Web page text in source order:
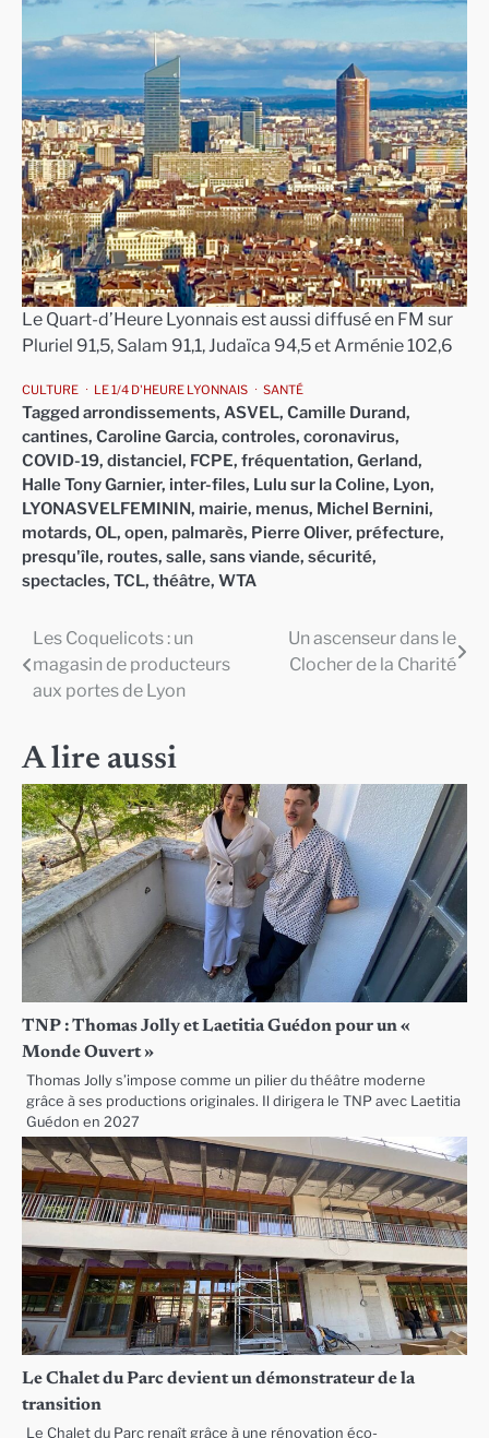
Le Quart-d’Heure Lyonnais est aussi diffusé en FM sur
Pluriel 91,5, Salam 91,1, Judaïca 94,5 et Arménie 102,6
CULTURE LE 1/4 D'HEURE LYONNAIS SANTÉ
Tagged arrondissements, ASVEL, Camille Durand,
cantines, Caroline Garcia, controles, coronavirus,
COVID-19, distanciel, FCPE, fréquentation, Gerland,
Halle Tony Garnier, inter-files, Lulu sur la Coline, Lyon,
LYONASVELFEMININ, mairie, menus, Michel Bernini,
motards, OL, open, palmarès, Pierre Oliver, préfecture,
presqu'île, routes, salle, sans viande, sécurité,
spectacles, TCL, théâtre, WTA
Navigation
de
Les Coquelicots : un
magasin de producteurs
aux portes de Lyon
Un ascenseur dans le
Clocher de la Charité
A lire aussi
TNP : Thomas Jolly et Laetitia Guédon pour un «
Monde Ouvert »
Thomas Jolly s’impose comme un pilier du théâtre moderne
grâce à ses productions originales. Il dirigera le TNP avec Laetitia
Guédon en 2027
Le Chalet du Parc devient un démonstrateur de la
transition
Le Chalet du Parc renaît grâce à une rénovation éco-